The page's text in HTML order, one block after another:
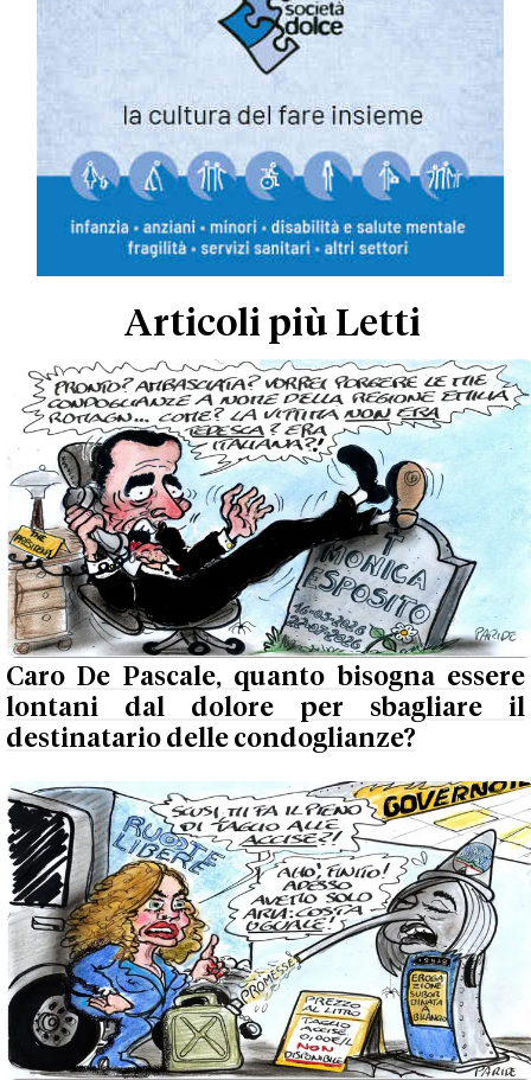
Articoli più Letti
Caro De Pascale, quanto bisogna essere
lontani dal dolore per sbagliare il
destinatario delle condoglianze?